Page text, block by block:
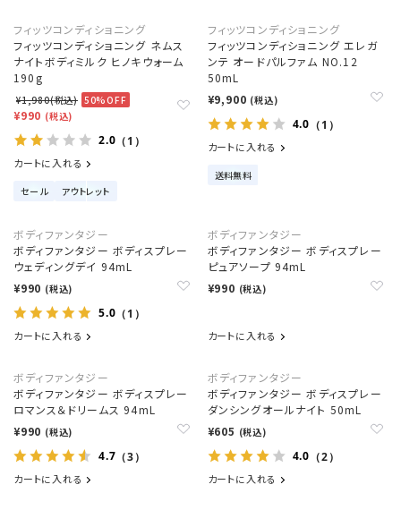
フィッツコンディショニング
フィッツコンディショニング ネムス
ナイトボディミルク ヒノキウォーム
190g
¥1,980(税込) 50%OFF
¥990 (税込)
2.0 （1）
カートに入れる
セール アウトレット
フィッツコンディショニング
フィッツコンディショニング エレガ
ンテ オードパルファム NO.12
50mL
¥9,900 (税込)
4.0 （1）
カートに入れる
送料無料
ボディファンタジー
ボディファンタジー ボディスプレー
ウェディングデイ 94mL
¥990 (税込)
5.0 （1）
カートに入れる
ボディファンタジー
ボディファンタジー ボディスプレー
ピュアソープ 94mL
¥990 (税込)
カートに入れる
ボディファンタジー
ボディファンタジー ボディスプレー
ロマンス＆ドリームス 94mL
¥990 (税込)
4.7 （3）
カートに入れる
ボディファンタジー
ボディファンタジー ボディスプレー
ダンシングオールナイト 50mL
¥605 (税込)
4.0 （2）
カートに入れる